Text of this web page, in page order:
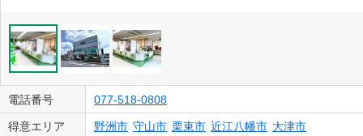
電話番号 077-518-0808
得意エリア 野洲市 守山市 栗東市 近江八幡市 大津市